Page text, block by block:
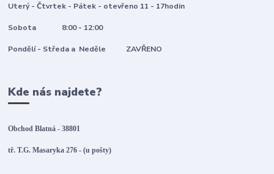
Uterý - Čtvrtek - Pátek - otevřeno 11 - 17hodin
Sobota 8:00 - 12:00
Pondělí - Středa a Neděle ZAVŘENO
Kde nás najdete?
Obchod Blatná - 38801
tř. T.G. Masaryka 276 - (u pošty)